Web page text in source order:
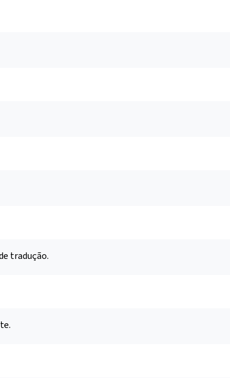
tradução.